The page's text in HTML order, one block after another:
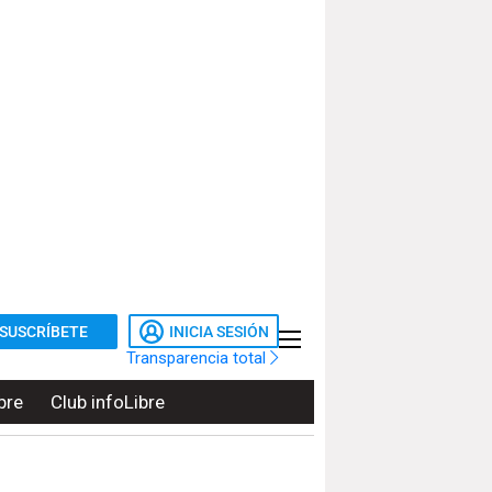
SUSCRÍBETE INICIA SESIÓN
Transparencia total
Club infoLibre